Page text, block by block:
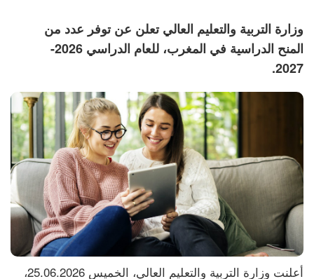
وزارة التربية والتعليم العالي تعلن عن توفر عدد من
المنح الدراسية في المغرب، للعام الدراسي 2026-
2027.